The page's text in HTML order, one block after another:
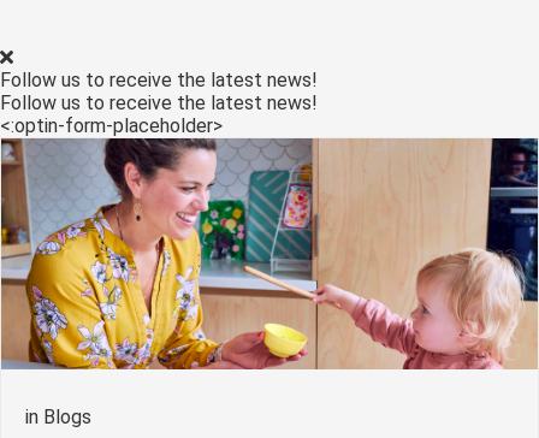
Follow us to receive the latest news!
Follow us to receive the latest news!
<:optin-form-placeholder>
in Blogs